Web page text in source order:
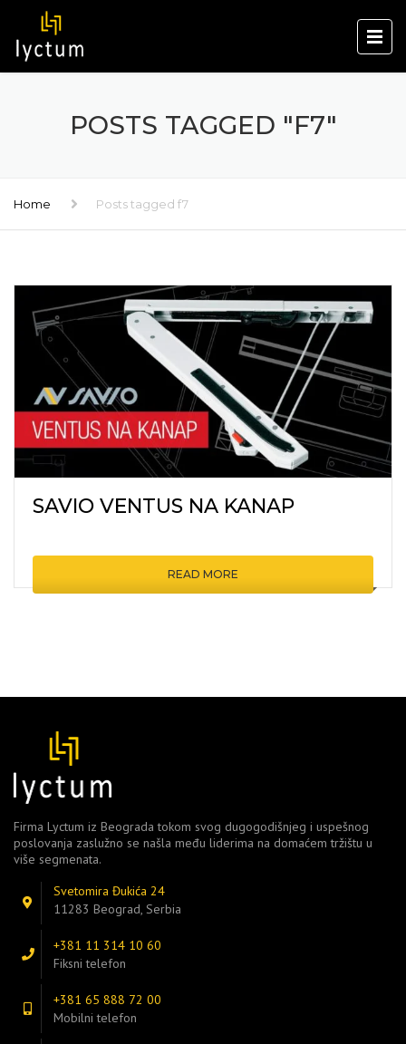
POSTS TAGGED "F7"
Home Posts tagged f7
SAVIO VENTUS NA KANAP
READ MORE
Firma Lyctum iz Beograda tokom svog dugogodišnjeg i uspešnog
poslovanja zaslužno se našla među liderima na domaćem tržištu u
više segmenata.
Svetomira Đukića 24
11283 Beograd, Serbia
+381 11 314 10 60
Fiksni telefon
+381 65 888 72 00
Mobilni telefon